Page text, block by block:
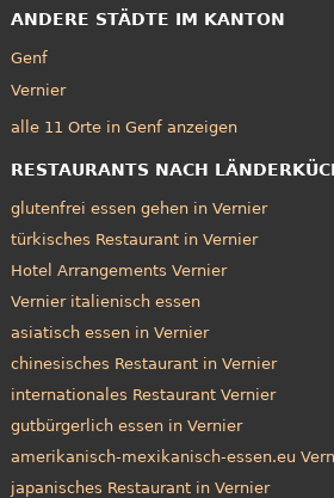
ANDERE STÄDTE IM KANTON
Genf
Vernier
alle 11 Orte in Genf anzeigen
RESTAURANTS NACH
glutenfrei essen gehen in Vernier
türkisches Restaurant in Vernier
Hotel Arrangements Vernier
Vernier italienisch essen
asiatisch essen in Vernier
chinesisches Restaurant in Vernier
internationales Restaurant Vernier
gutbürgerlich essen in Vernier
amerikanisch-mexikanisch-essen.eu
japanisches Restaurant in Vernier